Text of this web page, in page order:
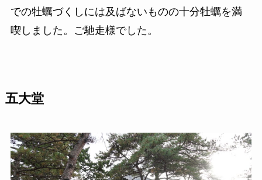
での牡蠣づくしには及ばないものの十分牡蠣を満
喫しました。ご馳走様でした。
五大堂